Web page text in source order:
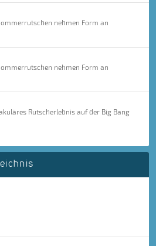
nehmen Form an
nehmen Form an
Rutscherlebnis auf der Big Bang